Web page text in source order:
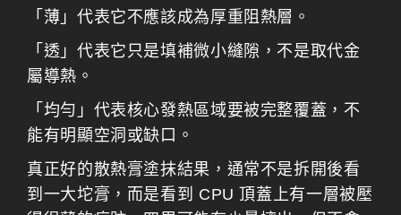
「薄」代表它不應該成為厚重阻熱層。
「透」代表它只是填補微小縫隙，不是取代金
屬導熱。
「均勻」代表核心發熱區域要被完整覆蓋，不
能有明顯空洞或缺口。
真正好的散熱膏塗抹結果，通常不是拆開後看
到一大坨膏，而是看到 CPU 頂蓋上有一層被壓